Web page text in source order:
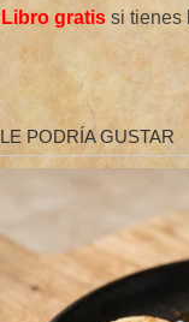
Libro gratis si tienes